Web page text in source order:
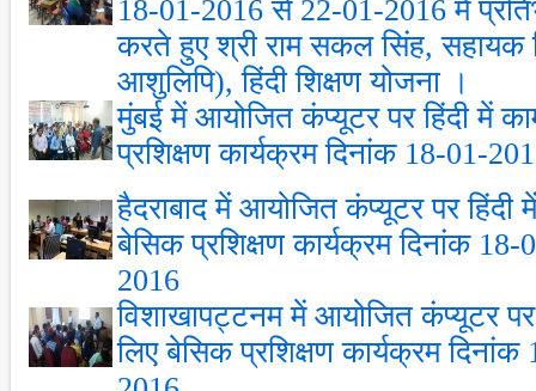
18-01-2016 से 22-01-2016 में
करते हुए श्री राम सकल सिंह,
आशुलिपि), हिंदी शिक्षण योजना ।
मुंबई में आयोजित कंप्‍यूटर पर हिंदी में
प्रशिक्षण कार्यक्रम दिनांक 18-01-
हैदराबाद में आयोजित कंप्‍यूटर पर
बेसिक प्रशिक्षण कार्यक्रम दिनांक
2016
विशाखापट्टनम में आयोजित कंप्‍यूटर
लिए बेसिक प्रशिक्षण कार्यक्रम